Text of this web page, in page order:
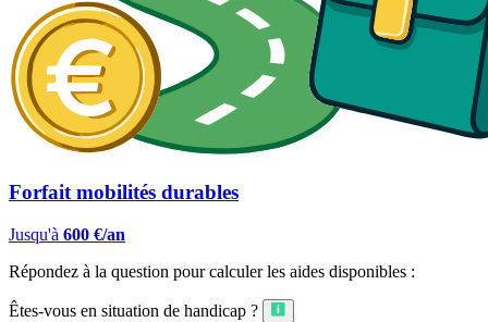
Forfait mobilités durables
Jusqu'à 600 €/an
Répondez à la question pour calculer les aides disponibles :
Êtes-vous en situation de handicap ?